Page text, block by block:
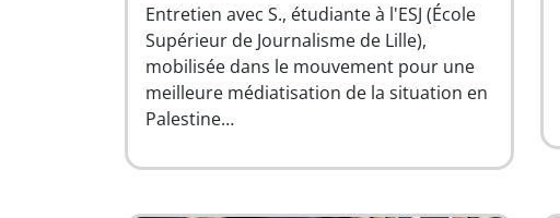
Entretien avec S., étudiante à l'ESJ (École
Supérieur de Journalisme de Lille),
mobilisée dans le mouvement pour une
meilleure médiatisation de la situation en
Palestine…